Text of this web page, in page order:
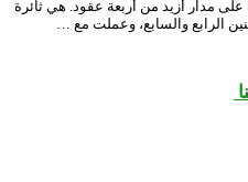
على مدار أزيد من أربعة عقود. هي ثائرة
الرابع والسابع، وعملت مع …